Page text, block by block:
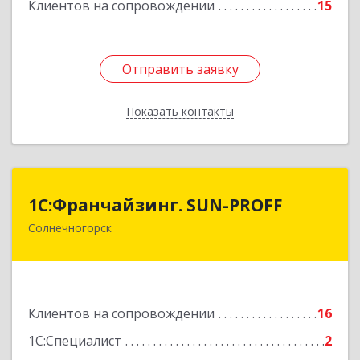
Клиентов на сопровождении 15
Отправить заявку
Показать контакты
Отправить заявку
Назад
1С:Франчайзинг. SUN-PROFF
Солнечногорск
Клиентов на сопровождении
16
1С:Специалист
2
1С:Франчайзинг. SUN-PROFF
141503, Московская обл, Солнечногорский р-н,